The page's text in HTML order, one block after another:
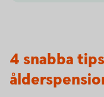
4 snabba